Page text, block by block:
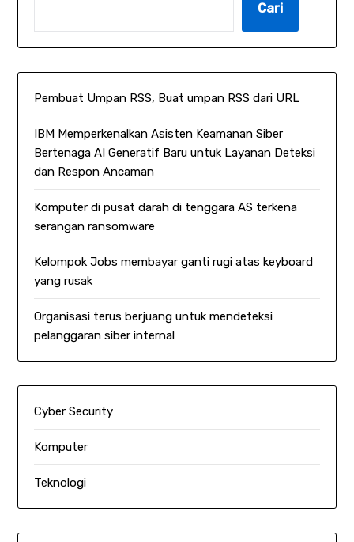
Cari
Pembuat Umpan RSS, Buat umpan RSS dari URL
IBM Memperkenalkan Asisten Keamanan Siber
Bertenaga AI Generatif Baru untuk Layanan Deteksi
dan Respon Ancaman
Komputer di pusat darah di tenggara AS terkena
serangan ransomware
Kelompok Jobs membayar ganti rugi atas keyboard
yang rusak
Organisasi terus berjuang untuk mendeteksi
pelanggaran siber internal
Cyber Security
Komputer
Teknologi